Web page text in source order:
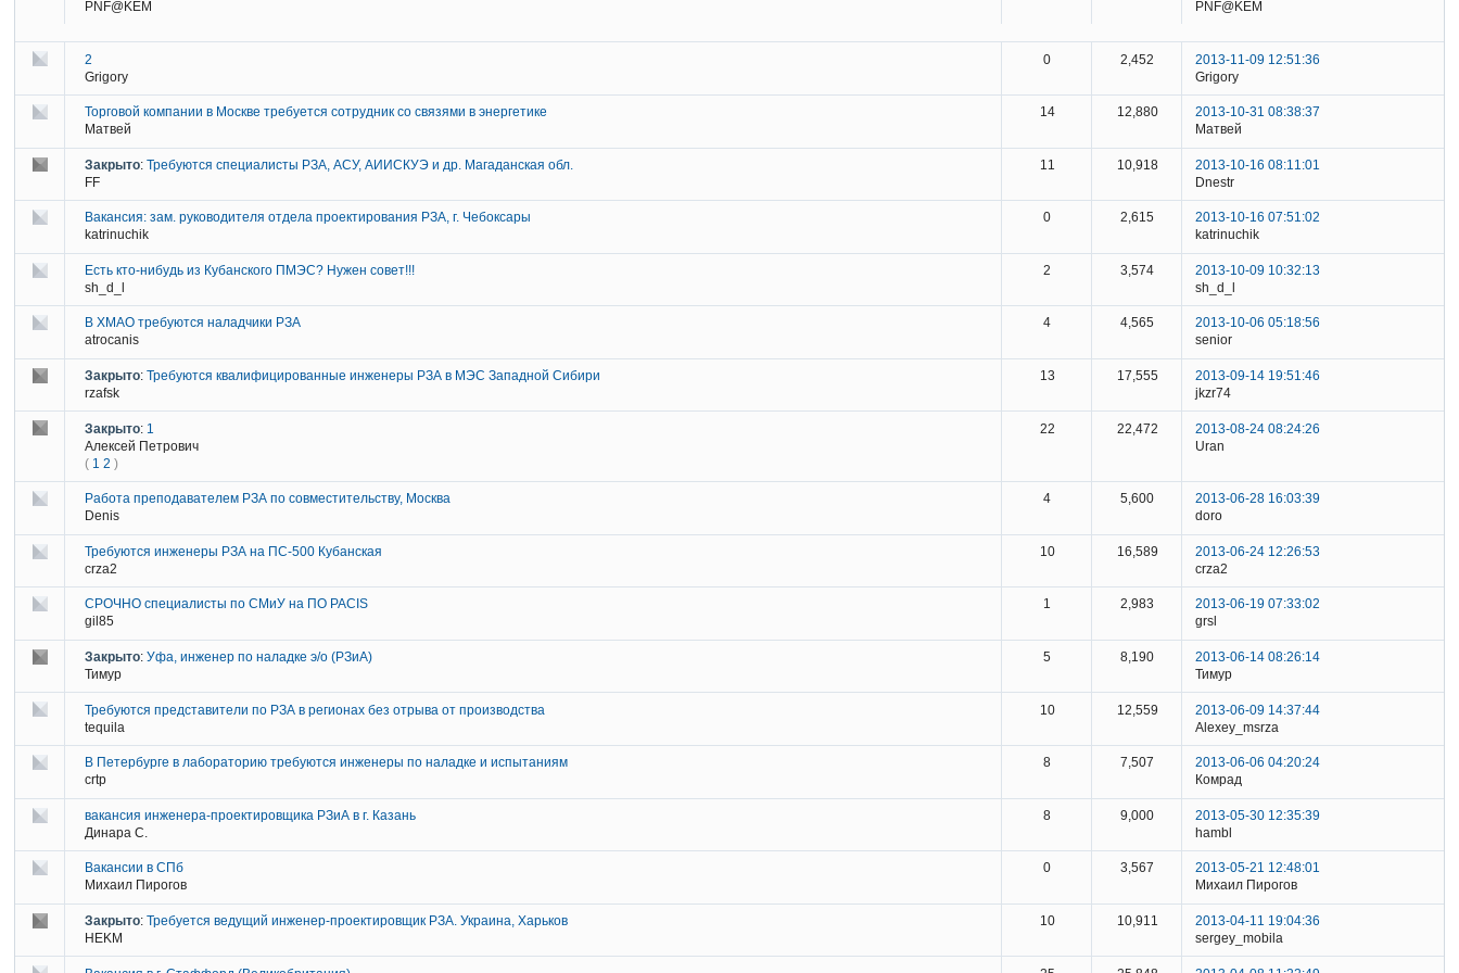
PNF@KEM
PNF@KEM
2
Grigory
0 2,452
2013-11-09 12:51:36
Grigory
Торговой компании в Москве требуется сотрудник со связями в энергетике
Матвей
14 12,880
2013-10-31 08:38:37
Матвей
Закрыто: Требуются специалисты РЗА, АСУ, АИИСКУЭ и др. Магаданская обл.
FF
11 10,918
2013-10-16 08:11:01
Dnestr
Вакансия: зам. руководителя отдела проектирования РЗА, г. Чебоксары
katrinuchik
0 2,615
2013-10-16 07:51:02
katrinuchik
Есть кто-нибудь из Кубанского ПМЭС? Нужен совет!!!
sh_d_l
2 3,574
2013-10-09 10:32:13
sh_d_l
В ХМАО требуются наладчики РЗА
atrocanis
4 4,565
2013-10-06 05:18:56
senior
Закрыто: Требуются квалифицированные инженеры РЗА в МЭС Западной Сибири
rzafsk
13 17,555
2013-09-14 19:51:46
jkzr74
Закрыто: 1
Алексей Петрович
( 1 2 )
22 22,472
2013-08-24 08:24:26
Uran
Работа преподавателем РЗА по совместительству, Москва
Denis
4 5,600
2013-06-28 16:03:39
doro
Требуются инженеры РЗА на ПС-500 Кубанская
crza2
10 16,589
2013-06-24 12:26:53
crza2
СРОЧНО специалисты по СМиУ на ПО PACIS
gil85
1 2,983
2013-06-19 07:33:02
grsl
Закрыто: Уфа, инженер по наладке э/о (РЗиА)
Тимур
5 8,190
2013-06-14 08:26:14
Тимур
Требуются представители по РЗА в регионах без отрыва от производства
tequila
10 12,559
2013-06-09 14:37:44
Alexey_msrza
В Петербурге в лабораторию требуются инженеры по наладке и испытаниям
crtp
8 7,507
2013-06-06 04:20:24
Комрад
вакансия инженера-проектировщика РЗиА в г. Казань
Динара С.
8 9,000
2013-05-30 12:35:39
hambl
Вакансии в СПб
Михаил Пирогов
0 3,567
2013-05-21 12:48:01
Михаил Пирогов
Закрыто: Требуется ведущий инженер-проектировщик РЗА. Украина, Харьков
HEKM
10 10,911
2013-04-11 19:04:36
sergey_mobila